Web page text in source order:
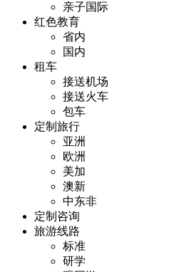
亲子国际
红色教育
省内
国内
租车
接送机场
接送火车
包车
定制旅行
亚洲
欧洲
美加
澳新
中东非
定制咨询
旅游线路
标准
研学